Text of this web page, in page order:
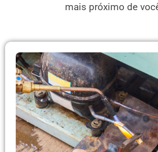
mais próximo de